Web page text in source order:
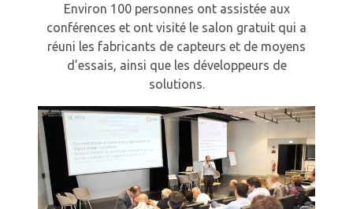
Environ 100 personnes ont assistée aux
conférences et ont visité le salon gratuit qui a
réuni les fabricants de capteurs et de moyens
d’essais, ainsi que les développeurs de
solutions.